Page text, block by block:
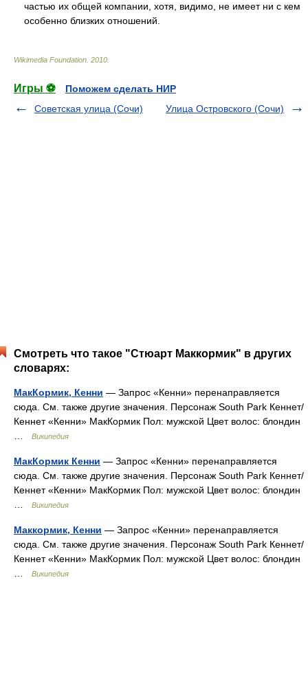
частью их общей компании, хотя, видимо, не имеет ни с кем
особенно близких отношений.
Wikimedia Foundation 2010
Игры ⚽
Поможем сделать НИР
Советская улица (Сочи)
Улица Островского (Сочи)
Смотреть что такое "Стюарт Маккормик" в других
словарях:
МакКормик, Кенни — Запрос «Кенни» перенаправляется
сюда. Cм. также другие значения. Персонаж South Park Кеннет/
Кеннет «Кенни» МакКормик Пол: мужской Цвет волос: блондин
Википедия
МакКормик Кенни — Запрос «Кенни» перенаправляется
сюда. Cм. также другие значения. Персонаж South Park Кеннет/
Кеннет «Кенни» МакКормик Пол: мужской Цвет волос: блондин
Википедия
Маккормик, Кенни — Запрос «Кенни» перенаправляется
сюда. Cм. также другие значения. Персонаж South Park Кеннет/
Кеннет «Кенни» МакКормик Пол: мужской Цвет волос: блондин
Википедия